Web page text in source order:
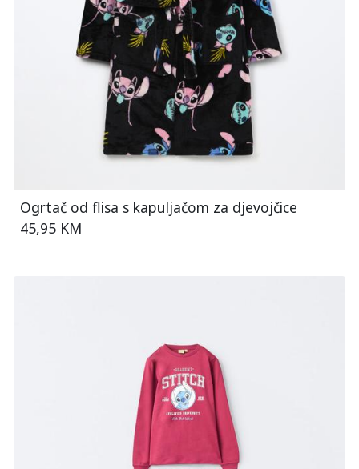
Ogrtač od flisa s kapuljačom za djevojčice
45,95 KM